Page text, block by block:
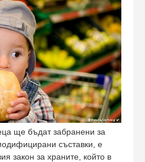
ще бъдат забранени за
съставки, е
закон за храните, който в